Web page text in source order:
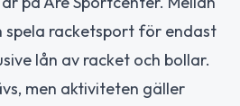
spela racketsport för endast
lån av racket och bollar.
men aktiviteten gäller